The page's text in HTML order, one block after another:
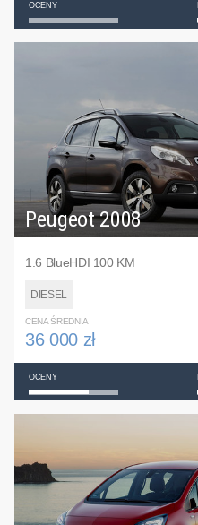
OCENY
Peugeot 2008
1.6 BlueHDI 100 KM
DIESEL
CENA ŚREDNIA
36 000 zł
OCENY